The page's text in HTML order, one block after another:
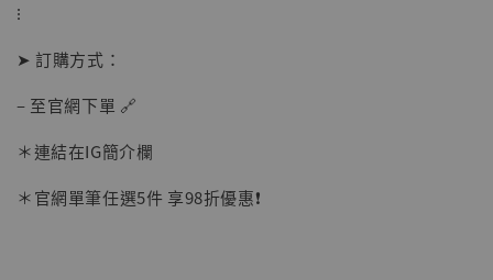
⁝
➤ 訂購方式：
– 至官網下單 🔗
＊連結在IG簡介欄
＊官網單筆任選5件 享98折優惠❗️